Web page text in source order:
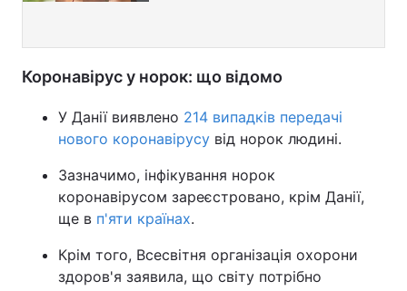
Коронавірус у норок: що відомо
У Данії виявлено 214 випадків передачі
нового коронавірусу від норок людині.
Зазначимо, інфікування норок
коронавірусом зареєстровано, крім Данії,
ще в п'яти країнах.
Крім того, Всесвітня організація охорони
здоров'я заявила, що світу потрібно